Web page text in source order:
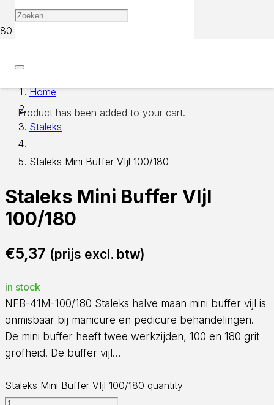
Product has been added to your cart.
Home
Staleks
Staleks Mini Buffer VIjl 100/180
Staleks Mini Buffer VIjl
100/180
€5,37 (prijs excl. btw)
in stock
NFB-41M-100/180 Staleks halve maan mini buffer vijl is
onmisbaar bij manicure en pedicure behandelingen.
De mini buffer heeft twee werkzijden, 100 en 180 grit
grofheid. De buffer vijl…
Staleks Mini Buffer VIjl 100/180 quantity